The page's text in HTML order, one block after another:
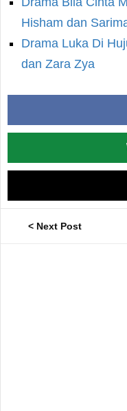
Hisham dan
Drama Luka Di
dan Zara Zya
< Next Post